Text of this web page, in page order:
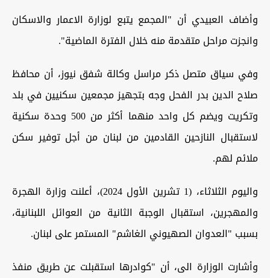
وأضاف العبيدي أن "المجمع يتبع لوزارة الاعمار والاسكان
وانجزت مراحل متقدمة منه خلال الفترة الماضية".
وفي سياق متصل ذكر مراسل وكالة شفق نيوز، أن محافظ
صلاح الدين بدر الفحل وجه بتجهيز مجمعين سكنيين في بلد
وتكريت ويضم كل واحد منهما أكثر من 500 وحدة سكنية
لاستقبال النازحين القادمين من لبنان من أجل توفير سكن
ملائم لهم.
واليوم الثلاثاء، (1 تشرين الأول 2024)، أعلنت وزارة الهجرة
والمهجرين، استقبال الوجبة الثانية من العوائل اللبنانية،
بسبب "العدوان الصهيوني الغاشم" المستمر على لبنان.
وأشارت الوزارة الى، أن "كوادرها استقبلت عن طريق منفذ